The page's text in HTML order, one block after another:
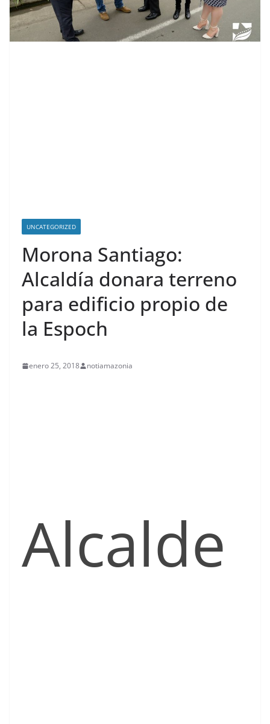
UNCATEGORIZED
Morona Santiago:
Alcaldía donara terreno
para edificio propio de
la Espoch
enero 25, 2018 notiamazonia
Alcalde